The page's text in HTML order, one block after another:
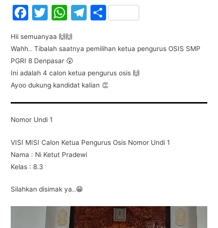
F
c
e
b
o
o
k
T
itt
er
W
at
s
A
p
p
T
e
a
m
S
ar
Hii semuanyaa 🙌🙌
Wahh.. Tibalah saatnya pemilihan ketua pengurus OSIS SMP
PGRI 8 Denpasar 😲
Ini adalah 4 calon ketua pengurus osis 🙌
Ayoo dukung kandidat kalian 👏
Nomor Undi 1
VISI MISI Calon Ketua Pengurus Osis Nomor Undi 1
Nama : Ni Ketut Pradewi
Kelas : 8.3
Silahkan disimak ya..😁